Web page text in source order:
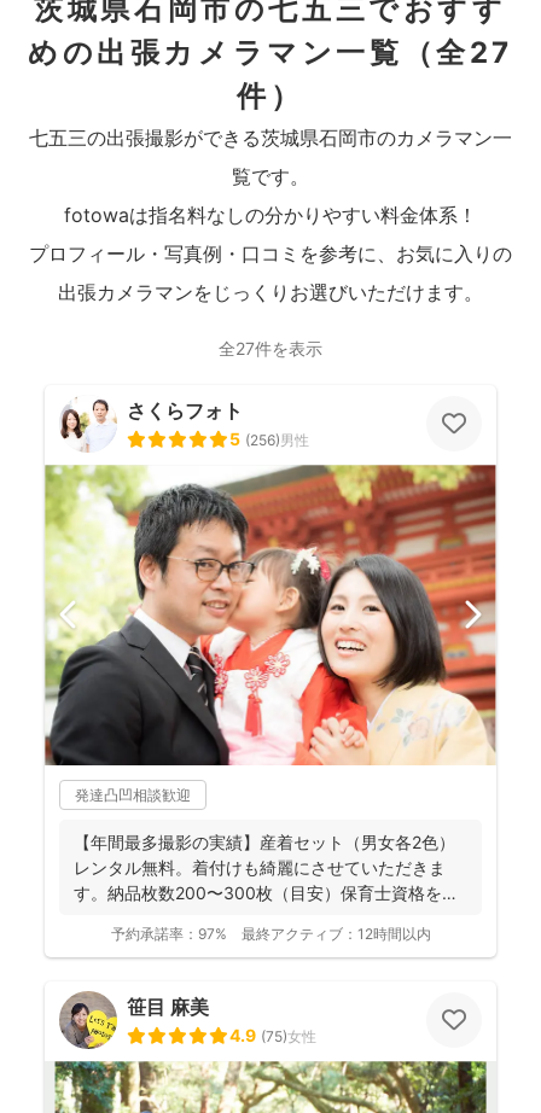
茨城県石岡市の七五三でおすす
めの出張カメラマン一覧
（全27
件）
七五三の出張撮影ができる茨城県石岡市のカメラマン一
覧です。
fotowaは指名料なしの分かりやすい料金体系！
プロフィール・写真例・口コミを参考に、お気に入りの
出張カメラマンをじっくりお選びいただけます。
全27件を表示
さくらフォト
5 (256)男性
発達凸凹相談歓迎
【年間最多撮影の実績】産着セット（男女各2色）
レンタル無料。着付けも綺麗にさせていただきま
す。納品枚数200〜300枚（目安）保育士資格を持
予約承諾率： 97% 最終アクティブ： 12時間以内
笹目 麻美
4.9 (75)女性